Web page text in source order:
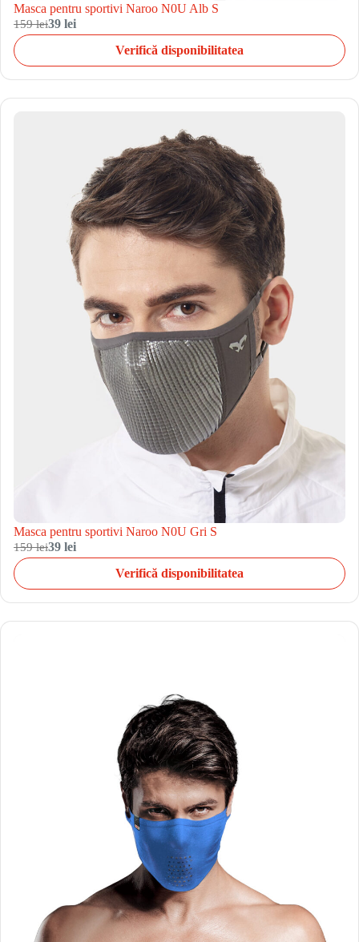
Masca pentru sportivi Naroo N0U Alb S
159 lei39 lei
Verifică disponibilitatea
Masca pentru sportivi Naroo N0U Gri S
159 lei39 lei
Verifică disponibilitatea